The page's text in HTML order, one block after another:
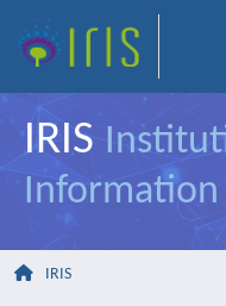
IRIS
Information
IRIS